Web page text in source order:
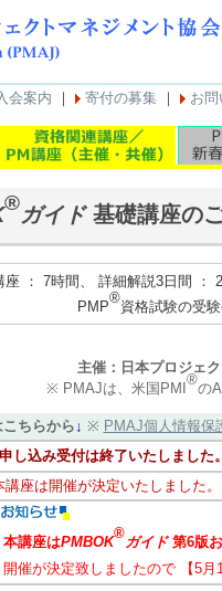
会案内 ｜ 寄付の募集 ｜ お
® ガイド基礎講座の
座 ： 7時間、 詳細解説3日間
PMP
®
資格試験の受
主催：日本プロジェ
※ PMAJは、米国PMI
®
の
ちらから↓ ※ PMAJ個人情報保
し込み受付は終了いたしました。
講座は開催が決定いたしました。
本講座はPMBOK
®
ガイド第6版お
開催が決定致しましたので 【5